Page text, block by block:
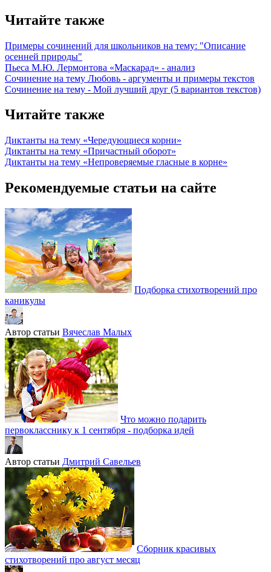
Читайте также
Примеры сочинений для школьников на тему: "Описание
осенней природы"
Пьеса М.Ю. Лермонтова «Маскарад» - анализ
Сочинение на тему Любовь - аргументы и примеры текстов
Сочинение на тему - Мой лучший друг (5 вариантов текстов)
Читайте также
Диктанты на тему «Чередующиеся корни»
Диктанты на тему «Причастный оборот»
Диктанты на тему «Непроверяемые гласные в корне»
Рекомендуемые статьи на сайте
Подборка стихотворений про
каникулы
Автор статьи Вячеслав Малых
Что можно подарить
первокласснику к 1 сентября - подборка идей
Автор статьи Дмитрий Савельев
Сборник красивых
стихотворений про август месяц